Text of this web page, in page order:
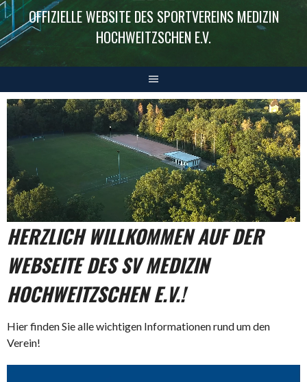
OFFIZIELLE WEBSITE DES SPORTVEREINS MEDIZIN
HOCHWEITZSCHEN E.V.
HERZLICH WILLKOMMEN AUF DER
WEBSEITE DES SV MEDIZIN
HOCHWEITZSCHEN E.V.!
Hier finden Sie alle wichtigen Informationen rund um den
Verein!